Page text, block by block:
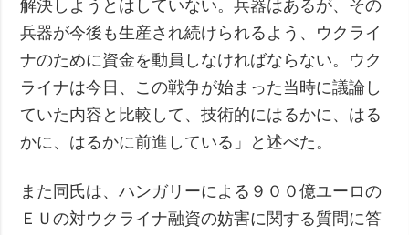
解決しようとはしていない。兵器はあるが、その
兵器が今後も生産され続けられるよう、ウクライ
ナのために資金を動員しなければならない。ウク
ライナは今日、この戦争が始まった当時に議論し
ていた内容と比較して、技術的にはるかに、はる
かに、はるかに前進している」と述べた。
また同氏は、ハンガリーによる９００億ユーロの
ＥＵの対ウクライナ融資の妨害に関する質問に答